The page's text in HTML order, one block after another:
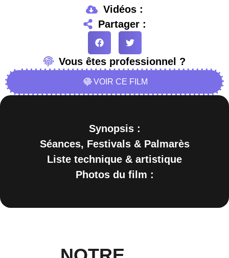
Vidéos :
Partager :
Vous êtes professionnel ?
VOIR CE FILM
Synopsis :
Séances, Festivals & Palmarès
Liste technique & artistique
Photos du film :